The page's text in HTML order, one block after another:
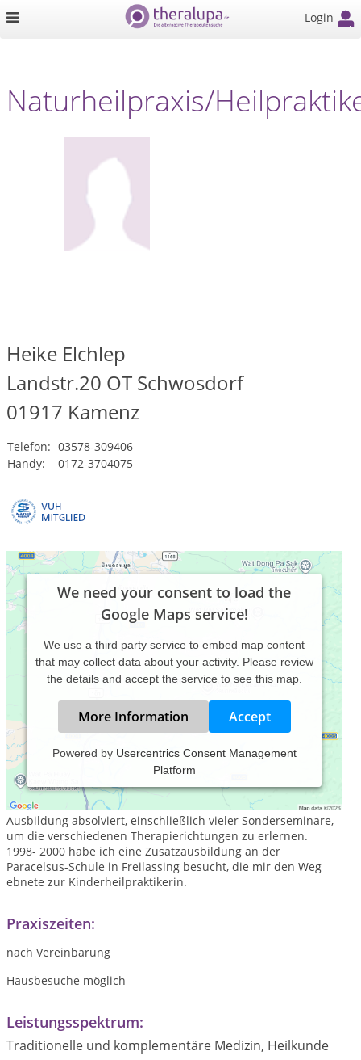
Login
Naturheilpraxis/
Heike Elchlep
Landstr.20 OT Schwosdorf
01917 Kamenz
Telefon: 03578-309406
Handy:
0172-3704075
We need your consent to load the
Google Maps service!
We use a third party service to embed map content
that may collect data about your activity. Please review
the details and accept the service to see this map.
More Information Accept
Powered by Usercentrics Consent Management
Platform
Mein Name ist Heike Elchlep geb. Kühne, ich bin 1966
geboren, Mutter von 5 Kindern . Ich bin Heilpraktikerin, habe
von 1990 -1996 an den Deutschen Paracelsusschulen meine
Ausbildung absolviert, einschließlich vieler Sonderseminare,
um die verschiedenen Therapierichtungen zu erlernen.
1998- 2000 habe ich eine Zusatzausbildung an der
Paracelsus-Schule in Freilassing besucht, die mir den Weg
ebnete zur Kinderheilpraktikerin.
Praxiszeiten:
nach Vereinbarung
Hausbesuche möglich
Leistungsspektrum:
Traditionelle und komplementäre Medizin, Heilkunde